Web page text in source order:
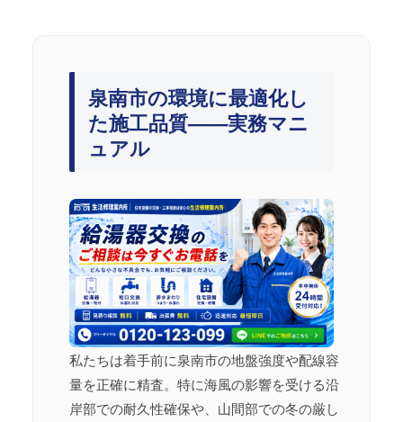
泉南市の環境に最適化し
た施工品質——実務マニ
ュアル
私たちは着手前に泉南市の地盤強度や配線容
量を正確に精査。特に海風の影響を受ける沿
岸部での耐久性確保や、山間部での冬の厳し